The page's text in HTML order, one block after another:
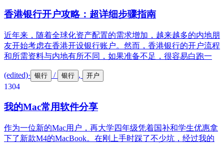
香港银行开户攻略：超详细步骤指南
近年来，随着全球化资产配置的需求增加，越来越多的内地朋
友开始考虑在香港开设银行账户。然而，香港银行的开户流程
和所需资料与内地有所不同，如果准备不足，很容易白跑一
(edited)· 银行 / 银行 , 开户
1304
我的Mac常用软件分享
作为一位新的Mac用户，再大学四年级凭着国补和学生优惠拿
下了新款M4的MacBook。在刚上手时踩了不少坑，经过我的